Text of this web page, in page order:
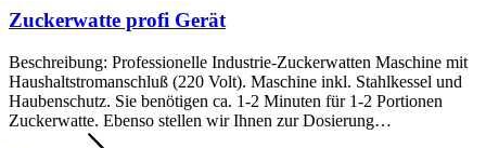
Zuckerwatte profi Gerät
Beschreibung: Professionelle Industrie-Zuckerwatten Maschine mit
Haushaltstromanschluß (220 Volt). Maschine inkl. Stahlkessel und
Haubenschutz. Sie benötigen ca. 1-2 Minuten für 1-2 Portionen
Zuckerwatte. Ebenso stellen wir Ihnen zur Dosierung…